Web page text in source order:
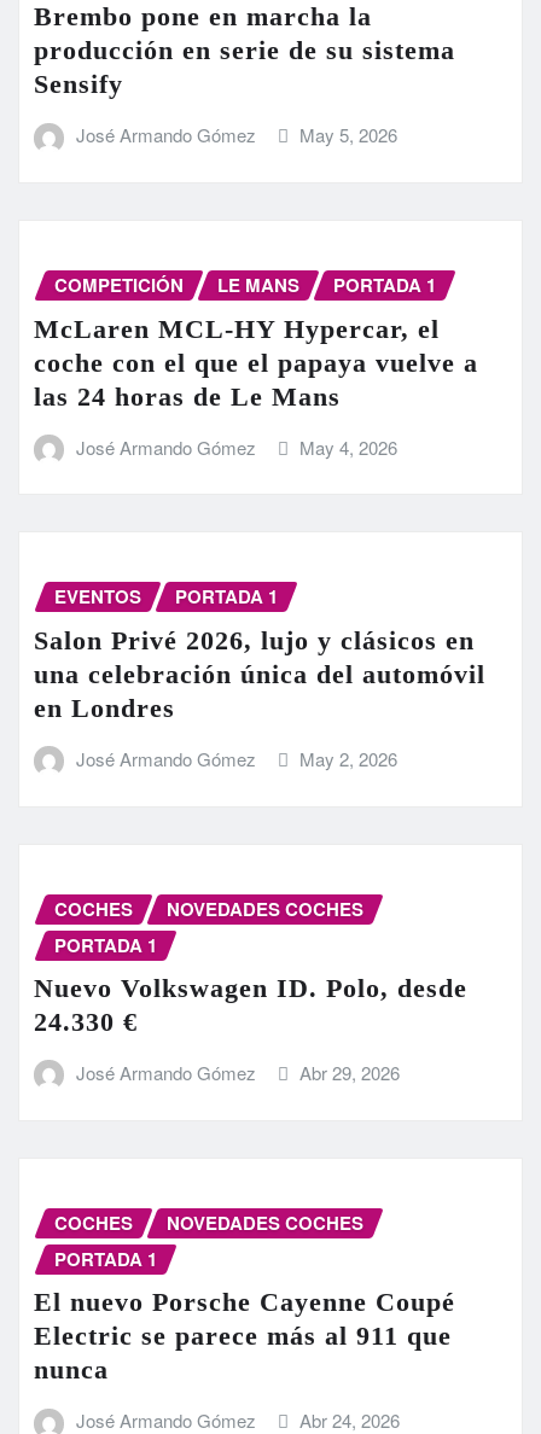
Brembo pone en marcha la
producción en serie de su sistema
Sensify
José Armando Gómez May 5, 2026
COMPETICIÓN LE MANS PORTADA 1
McLaren MCL-HY Hypercar, el
coche con el que el papaya vuelve a
las 24 horas de Le Mans
José Armando Gómez May 4, 2026
EVENTOS PORTADA 1
Salon Privé 2026, lujo y clásicos en
una celebración única del automóvil
en Londres
José Armando Gómez May 2, 2026
COCHES
NOVEDADES COCHES
PORTADA 1
Nuevo Volkswagen ID. Polo, desde
24.330 €
José Armando Gómez Abr 29, 2026
COCHES
NOVEDADES COCHES
PORTADA 1
El nuevo Porsche Cayenne Coupé
Electric se parece más al 911 que
nunca
José Armando Gómez Abr 24, 2026